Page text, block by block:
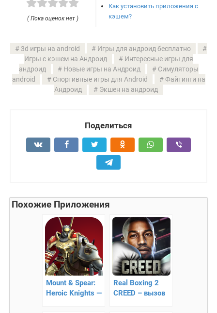
( Пока оценок нет )
Как установить приложения с
кэшем?
3d игры на android
Игры для андроид бесплатно
Игры с кэшем на Андроид
Интересные игры для
андроид
Новые игры на Андроид
Симуляторы
android
Спортивные игры для Android
Файтинги на
Андроид
Экшен на андроид
Поделиться
Похожие Приложения
Mount & Spear:
Heroic Knights —
Real Boxing 2
CREED – вызов